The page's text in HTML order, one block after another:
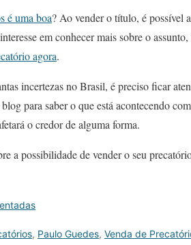
é uma boa? Ao vender o título, é possível
em conhecer mais sobre o
agora.
incertezas no Brasil, é preciso ficar
para saber o que está acontecendo
o credor de alguma forma.
a possibilidade de vender o seu
, Paulo Guedes, Venda de